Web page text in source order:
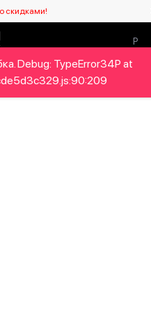
скидками!
Бренды Новый сезон
Debug: TypeError34P at